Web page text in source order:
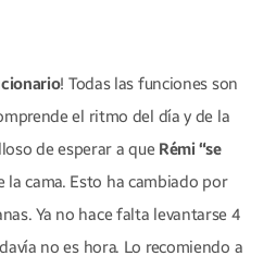
! Todas las funciones son
el ritmo del día y de la
de esperar a que Rémi “se
la cama. Esto ha cambiado por
Ya no hace falta levantarse 4
no es hora. Lo recomiendo a